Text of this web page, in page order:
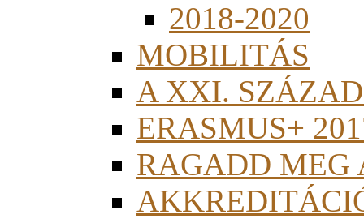
2018-2020
MOBILITÁS
A XXI.
ERASMUS+
RAGADD MEG